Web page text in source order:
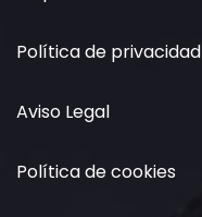
Política de privacidad
Aviso Legal
Política de cookies